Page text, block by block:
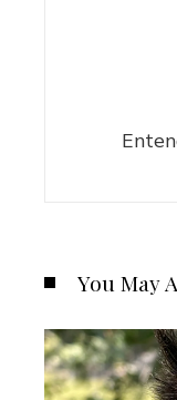
You May